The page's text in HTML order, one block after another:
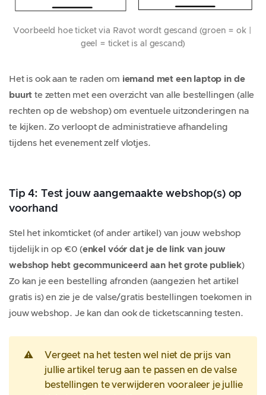
Voorbeeld hoe ticket via Ravot wordt gescand (groen = ok |
geel = ticket is al gescand)
Het is ook aan te raden om iemand met een laptop in de
buurt te zetten met een overzicht van alle bestellingen (alle
rechten op de webshop) om eventuele uitzonderingen na
te kijken. Zo verloopt de administratieve afhandeling
tijdens het evenement zelf vlotjes.
Tip 4: Test jouw aangemaakte webshop(s) op
voorhand
Stel het inkomticket (of ander artikel) van jouw webshop
tijdelijk in op €0 (enkel vóór dat je de link van jouw
webshop hebt gecommuniceerd aan het grote publiek)
Zo kan je een bestelling afronden (aangezien het artikel
gratis is) en zie je de valse/gratis bestellingen toekomen in
jouw webshop. Je kan dan ook de ticketscanning testen.
⚠️
Vergeet na het testen wel niet de prijs van
jullie artikel terug aan te passen en de valse
bestellingen te verwijderen vooraleer je jullie